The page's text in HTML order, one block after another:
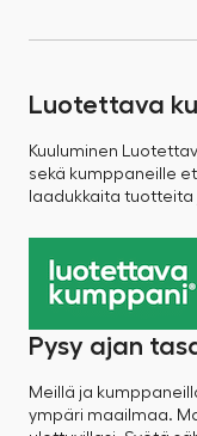
Luotettava
Kuuluminen
sekä kumppaneille
laadukkaita
Pysy ajan
Meillä ja
ympäri maailmaa.